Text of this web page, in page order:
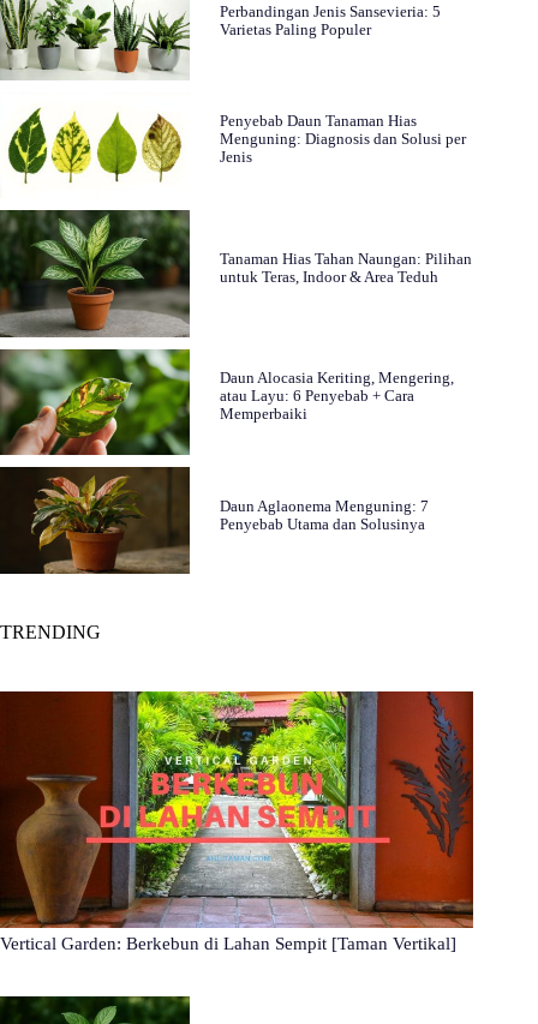
Perbandingan Jenis Sansevieria: 5
Varietas Paling Populer
Penyebab Daun Tanaman Hias
Menguning: Diagnosis dan Solusi per
Jenis
Tanaman Hias Tahan Naungan: Pilihan
untuk Teras, Indoor & Area Teduh
Daun Alocasia Keriting, Mengering,
atau Layu: 6 Penyebab + Cara
Memperbaiki
Daun Aglaonema Menguning: 7
Penyebab Utama dan Solusinya
TRENDING
Vertical Garden: Berkebun di Lahan Sempit [Taman Vertikal]